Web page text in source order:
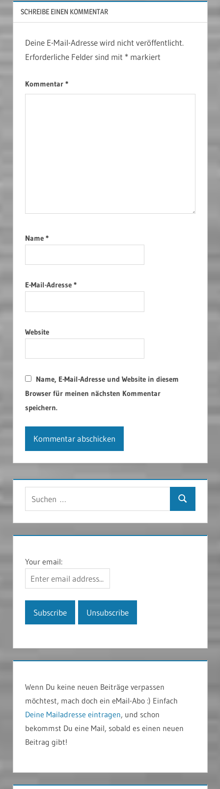
SCHREIBE EINEN KOMMENTAR
Deine E-Mail-Adresse wird nicht veröffentlicht.
Erforderliche Felder sind mit *markiert
Kommentar *
Name *
E-Mail-Adresse *
Website
Name, E-Mail-Adresse und Website in diesem
Browser für meinen nächsten Kommentar
speichern.
Suchen
Your email:
Wenn Du keine neuen Beiträge verpassen
möchtest, mach doch ein eMail-Abo :) Einfach
Deine Mailadresse eintragen, und schon
bekommst Du eine Mail, sobald es einen neuen
Beitrag gibt!